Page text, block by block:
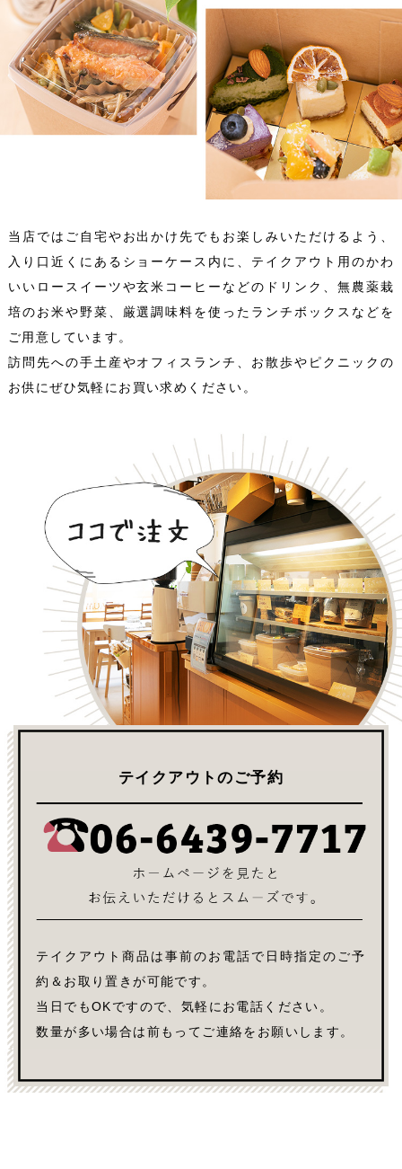
当店ではご自宅やお出かけ先でもお楽しみいただけるよう、
入り口近くにあるショーケース内に、テイクアウト用のかわ
いいロースイーツや玄米コーヒーなどのドリンク、無農薬栽
培のお米や野菜、厳選調味料を使ったランチボックスなどを
ご用意しています。
訪問先への手土産やオフィスランチ、お散歩やピクニックの
お供にぜひ気軽にお買い求めください。
テイクアウトのご予約
テイクアウト商品は事前のお電話で日時指定のご予
約＆お取り置きが可能です。
当日でもOKですので、気軽にお電話ください。
数量が多い場合は前もってご連絡をお願いします。